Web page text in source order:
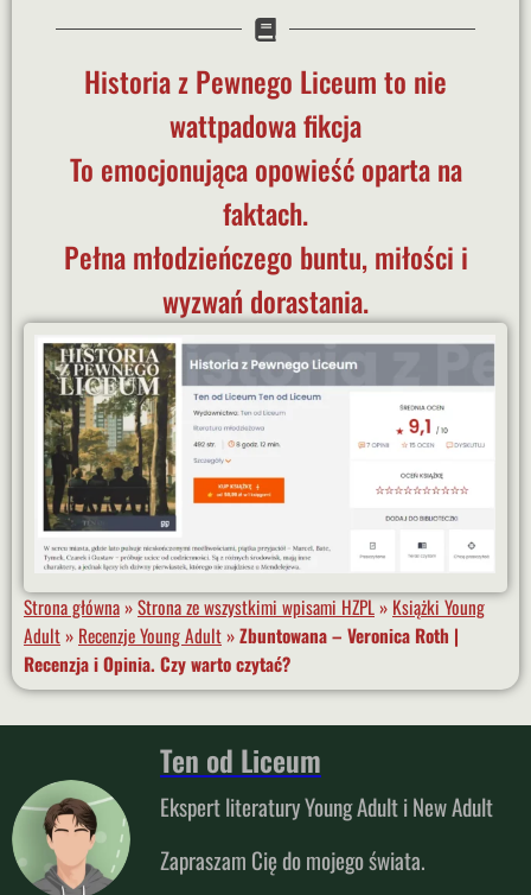
Historia z Pewnego Liceum to nie
wattpadowa fikcja
To emocjonująca opowieść oparta na
faktach.
Pełna młodzieńczego buntu, miłości i
wyzwań dorastania.
Strona główna»Strona ze wszystkimi wpisami HZPL» Książki Young
Adult» Recenzje Young Adult»Zbuntowana – Veronica Roth |
Recenzja i Opinia. Czy warto czytać?
Ten od Liceum
Ekspert literatury Young Adult i New Adult
Zapraszam Cię do mojego świata.